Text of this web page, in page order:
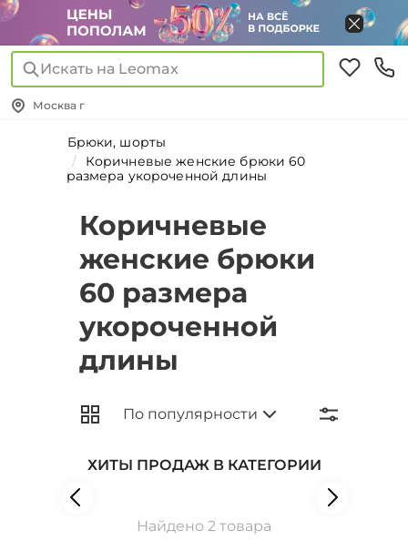
Искать на Leomax
Москва г
Брюки, шорты
Коричневые женские брюки 60
размера укороченной длины
Коричневые
женские брюки
60 размера
укороченной
длины
ХИТЫ ПРОДАЖ В КАТЕГОРИИ
Найдено 2 товара